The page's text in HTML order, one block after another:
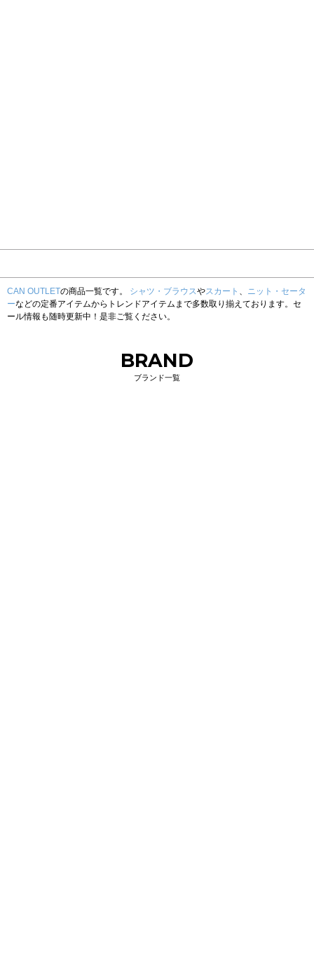
CAN OUTLETの商品一覧です。 シャツ・ブラウスやスカート 、 ニット・セータ
ーなどの定番アイテムからトレンドアイテムまで多数取り揃えております。セ
ール情報も随時更新中！是非ご覧ください。
BRAND
ブランド一覧